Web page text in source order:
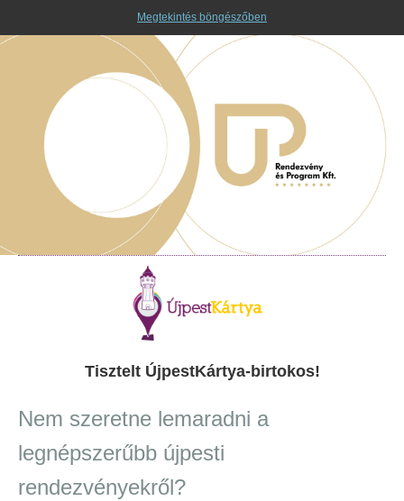
Megtekintés böngészőben
Tisztelt ÚjpestKártya-birtokos!
Nem szeretne lemaradni a
legnépszerűbb újpesti
rendezvényekről?